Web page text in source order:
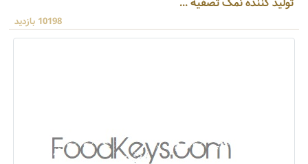
10198 بازدید